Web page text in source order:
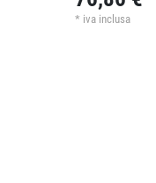
* iva inclusa